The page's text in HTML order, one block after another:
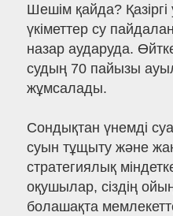
Шешім қайда? Қазіргі
үкіметтер су
назар аударуда.
судың 70 пайызы
жұмсалады.
Сондықтан үнемді
суын тұщыту және
стратегиялық
оқушылар, сіздің
болашақта